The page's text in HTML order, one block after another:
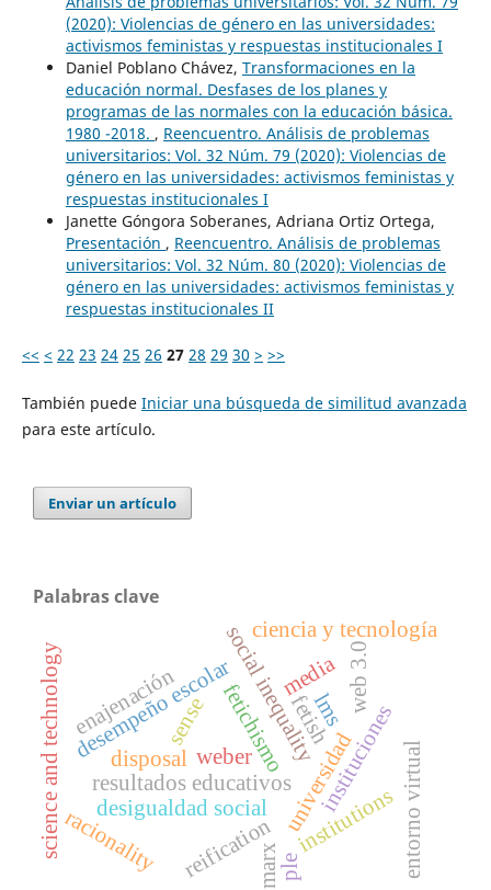
(2020): Violencias de género en las universidades:
activismos feministas y respuestas institucionales I
Daniel Poblano Chávez, Transformaciones en la
educación normal. Desfases de los planes y
programas de las normales con la educación básica.
1980 -2018. , Reencuentro. Análisis de problemas
universitarios: Vol. 32 Núm. 79 (2020): Violencias de
género en las universidades: activismos feministas y
respuestas institucionales I
Janette Góngora Soberanes, Adriana Ortiz Ortega,
Presentación , Reencuentro. Análisis de problemas
universitarios: Vol. 32 Núm. 80 (2020): Violencias de
género en las universidades: activismos feministas y
respuestas institucionales II
<< < 22 23 24 25 26 27 28 29 30 > >>
También puede Iniciar una búsqueda de similitud avanzada
para este artículo.
Enviar un artículo
Palabras clave
universidad
fetichismo
resultados educativos
desempeño escolarsocial inequality
desigualdad social
racionality
weber
institutions
instituciones
fetish
disposal
reification
enajenación
marx
media
science and technology
ciencia y tecnología
ple
lms
entorno virtual
web 3.0
sense